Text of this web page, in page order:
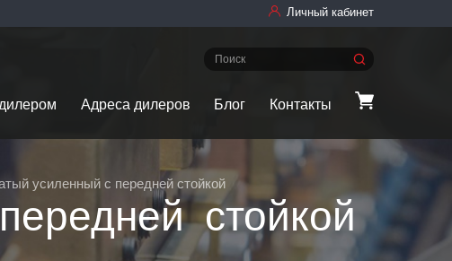
Личный кабинет
Адреса дилеров Блог Контакты
усиленный с передней стойкой
стойкой